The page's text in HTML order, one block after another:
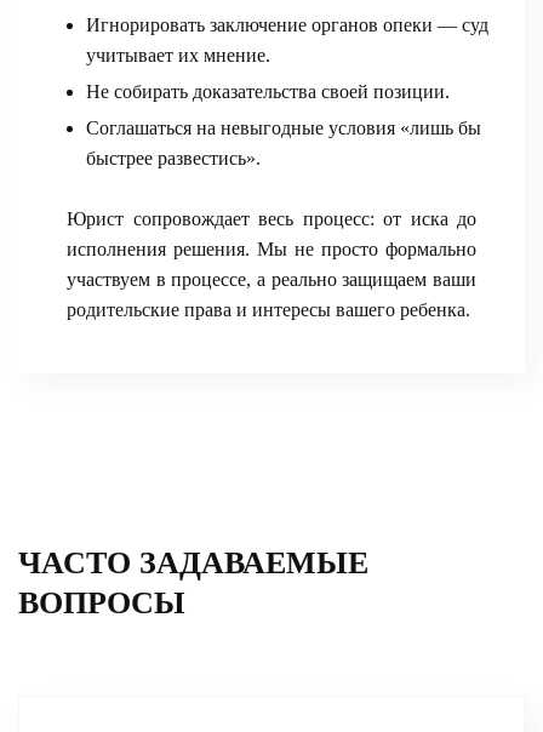
Игнорировать заключение органов опеки — суд
учитывает их мнение.
Не собирать доказательства своей позиции.
Соглашаться на невыгодные условия «лишь бы
быстрее развестись».
Юрист сопровождает весь процесс: от иска до
исполнения решения. Мы не просто формально
участвуем в процессе, а реально защищаем ваши
родительские права и интересы вашего ребенка.
ЧАСТО ЗАДАВАЕМЫЕ
ВОПРОСЫ